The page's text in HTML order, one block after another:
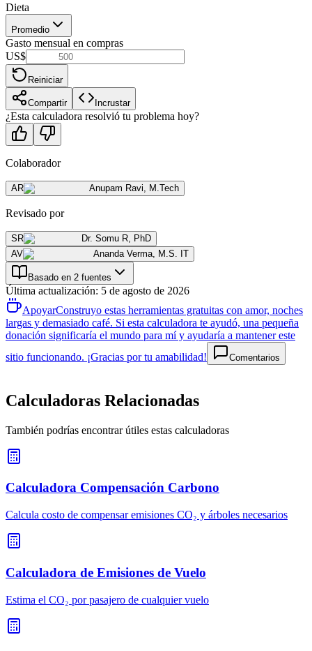
Dieta
Promedio
Gasto mensual en compras
US$
Reiniciar
Compartir Incrustar
¿Esta calculadora resolvió tu problema hoy?
Colaborador
AR Anupam Ravi M.Tech
Revisado por
SR Dr. Somu R
PhD
AV
Ananda Verma M.S. IT
Basado en 2 fuentes
Última actualización: 5 de agosto de 2026
ApoyarConstruyo estas herramientas gratuitas con amor, noches
largas y demasiado café. Si esta calculadora te ayudó, una pequeña
donación significaría el mundo para mí y ayudaría a mantener este
sitio funcionando. ¡Gracias por tu amabilidad!
Comentarios
Calculadoras Relacionadas
También podrías encontrar útiles estas calculadoras
Calculadora Compensación Carbono
Calcula costo de compensar emisiones CO₂ y árboles necesarios
Calculadora de Emisiones de Vuelo
Estima el CO₂ por pasajero de cualquier vuelo